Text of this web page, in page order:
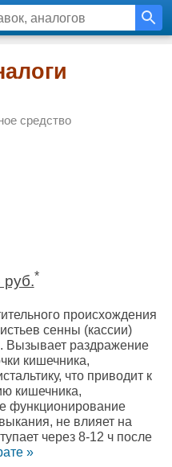
средство
руб.*
происхождения
сенны (кассии)
Вызывает раздражение
кишечника,
что приводит к
кишечника,
функционирование
не влияет на
через 8-12 ч после
»